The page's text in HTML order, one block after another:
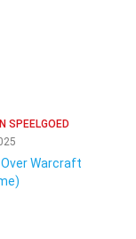
SPEELGOED
Warcraft